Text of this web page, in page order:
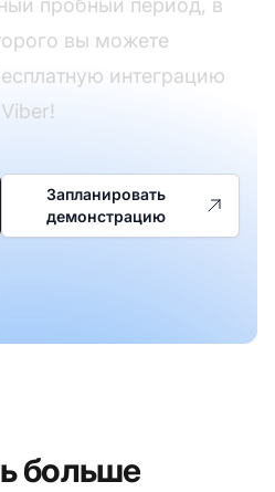
пробный период, в
вы можете
интеграцию
Viber!
Запланировать
демонстрацию
больше